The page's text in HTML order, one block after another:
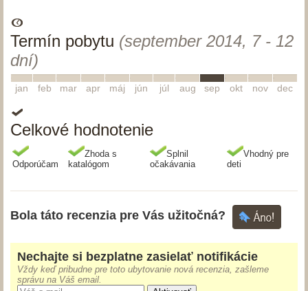
Termín pobytu (september 2014, 7 - 12
dní)
jan feb mar apr máj jún júl aug sep okt nov dec
Celkové hodnotenie
Odporúčam
Zhoda s
katalógom
Splnil
očakávania
Vhodný pre
deti
Bola táto recenzia pre Vás užitočná?
Nechajte si bezplatne zasielať notifikácie
Vždy keď pribudne pre toto ubytovanie nová recenzia, zašleme
správu na Váš email.